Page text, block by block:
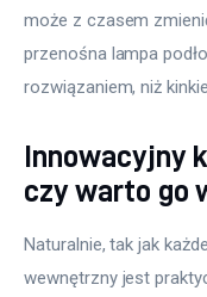
może z czasem
przenośna lampa
rozwiązaniem, niż
Innowacyjny
czy warto go
Naturalnie, tak jak
wewnętrzny jest